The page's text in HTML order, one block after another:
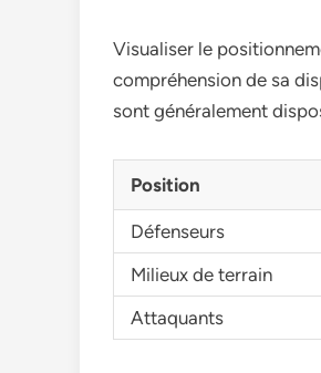
Visualiser le
compréhension de sa
sont généralement
Position
Défenseurs
Milieux de terrain
Attaquants